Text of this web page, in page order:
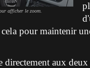
afficher le zoom.
pour maintenir
aux deux